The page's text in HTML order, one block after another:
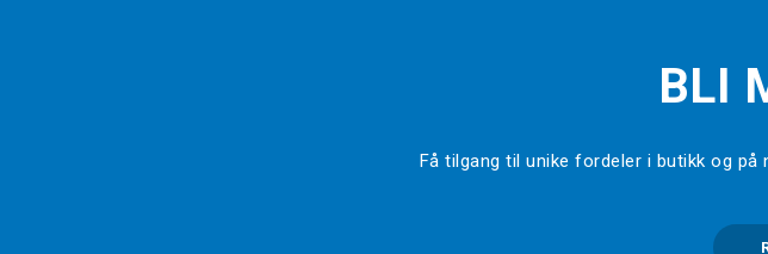
BLI
Få tilgang til unike fordeler i butikk og på